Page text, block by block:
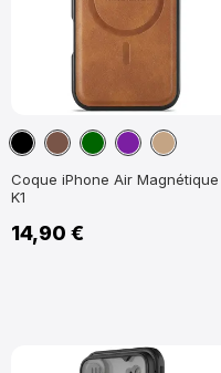
NoirMarron
VertVioletMarron
Coque iPhone Air Magnétique |
K1
14,90 €